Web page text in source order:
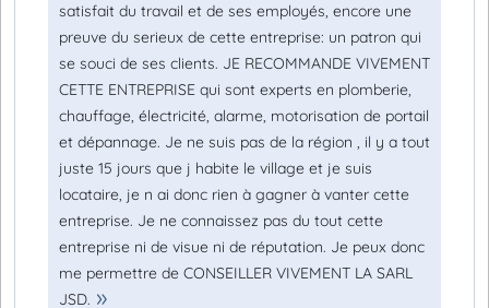
satisfait du travail et de ses employés, encore une
preuve du serieux de cette entreprise: un patron qui
se souci de ses clients. JE RECOMMANDE VIVEMENT
CETTE ENTREPRISE qui sont experts en plomberie,
chauffage, électricité, alarme, motorisation de portail
et dépannage. Je ne suis pas de la région , il y a tout
juste 15 jours que j habite le village et je suis
locataire, je n ai donc rien à gagner à vanter cette
entreprise. Je ne connaissez pas du tout cette
entreprise ni de visue ni de réputation. Je peux donc
me permettre de CONSEILLER VIVEMENT LA SARL
JSD.